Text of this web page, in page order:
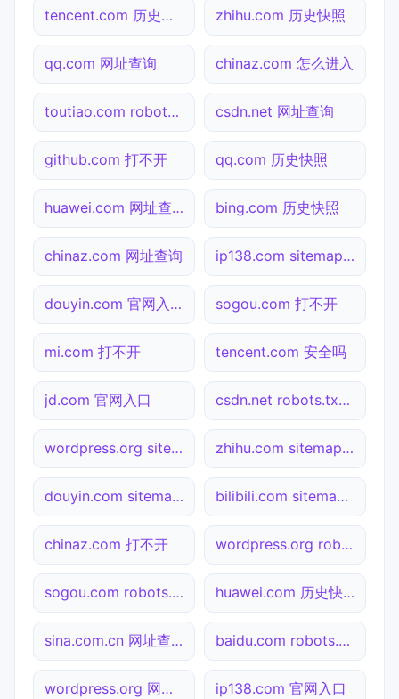
tencent.com 历史快照 zhihu.com 历史快照
qq.com 网址查询 chinaz.com 怎么进入
toutiao.com robots.txt检测 csdn.net 网址查询
github.com 打不开 qq.com 历史快照
huawei.com 网址查询 bing.com 历史快照
chinaz.com 网址查询 ip138.com sitemap.xml检测
douyin.com 官网入口 sogou.com 打不开
mi.com 打不开 tencent.com 安全吗
jd.com 官网入口 csdn.net robots.txt检测
wordpress.org sitemap.xml检测 zhihu.com sitemap.xml检测
douyin.com sitemap.xml检测 bilibili.com sitemap.xml检测
chinaz.com 打不开 wordpress.org robots.txt检测
sogou.com robots.txt检测 huawei.com 历史快照
sina.com.cn 网址查询 baidu.com robots.txt检测
wordpress.org 网址查询 ip138.com 官网入口